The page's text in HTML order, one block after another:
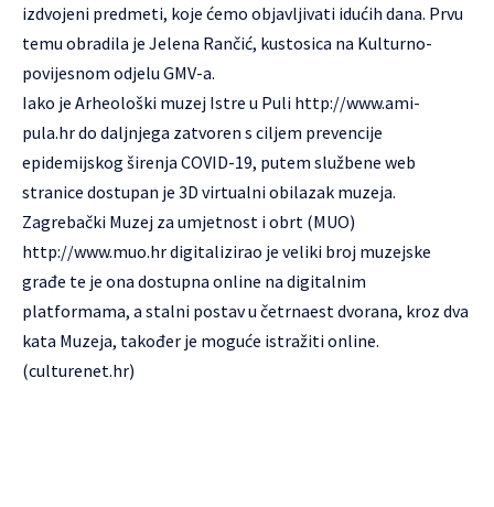
izdvojeni predmeti, koje ćemo objavljivati idućih dana. Prvu
temu obradila je Jelena Rančić, kustosica na Kulturno-
povijesnom odjelu GMV-a.
Iako je Arheološki muzej Istre u Puli http://www.ami-
pula.hrdo daljnjega zatvoren s ciljem prevencije
epidemijskog širenja COVID-19, putem službene web
stranice dostupan je 3D virtualni obilazak muzeja.
Zagrebački Muzej za umjetnost i obrt (MUO)
http://www.muo.hrdigitalizirao je veliki broj muzejske
građe te je ona dostupna online na digitalnim
platformama, a stalni postav u četrnaest dvorana, kroz dva
kata Muzeja, također je moguće istražiti online.
(culturenet.hr)